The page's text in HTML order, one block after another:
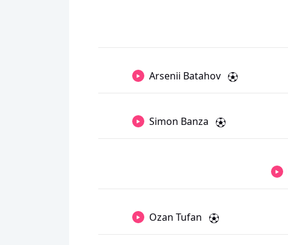
Arsenii Batahov
Simon Banza
Ozan Tufan